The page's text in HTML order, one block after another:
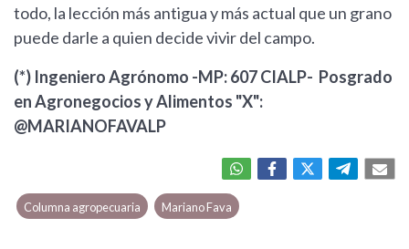
todo, la lección más antigua y más actual que un grano
puede darle a quien decide vivir del campo.
(*) Ingeniero Agrónomo -MP: 607 CIALP- Posgrado
en Agronegocios y Alimentos "X":
@MARIANOFAVALP
Columna agropecuaria Mariano Fava